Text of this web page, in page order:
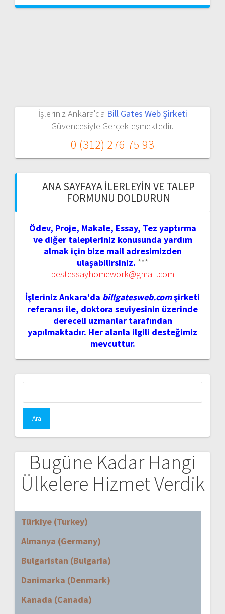
İşleriniz Ankara'da Bill Gates Web Şirketi
Güvencesiyle Gerçekleşmektedir.
0 (312) 276 75 93
ANA SAYFAYA İLERLEYIN VE TALEP
FORMUNU DOLDURUN
Ödev, Proje, Makale, Essay, Tez yaptırma
ve diğer talepleriniz konusunda yardım
almak için bize mail adresimizden
ulaşabilirsiniz. ***
bestessayhomework@gmail.com
İşleriniz Ankara'da billgatesweb.comşirketi
referansı ile, doktora seviyesinin üzerinde
dereceli uzmanlar tarafından
yapılmaktadır. Her alanla ilgili desteğimiz
mevcuttur.
Bugüne Kadar Hangi
Ülkelere Hizmet Verdik
Türkiye (Turkey)
Almanya (Germany)
Bulgaristan (Bulgaria)
Danimarka (Denmark)
Kanada (Canada)